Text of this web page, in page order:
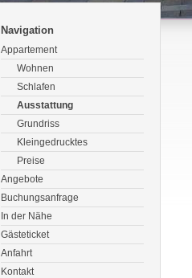
Navigation
Appartement
Wohnen
Schlafen
Ausstattung
Grundriss
Kleingedrucktes
Preise
Angebote
Buchungsanfrage
In der Nähe
Gästeticket
Anfahrt
Kontakt